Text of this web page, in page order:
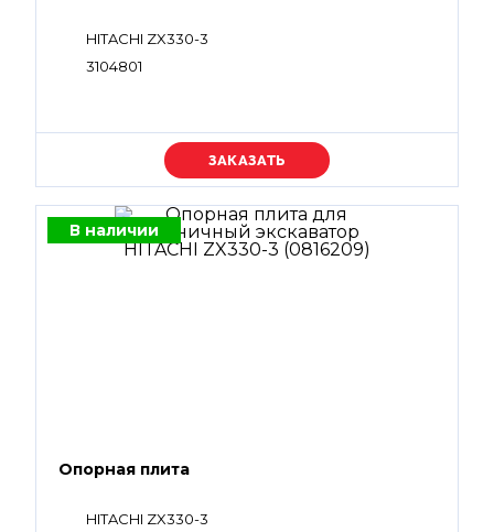
HITACHI ZX330-3
3104801
Уточняйте цену
В наличии
Опорная плита
HITACHI ZX330-3